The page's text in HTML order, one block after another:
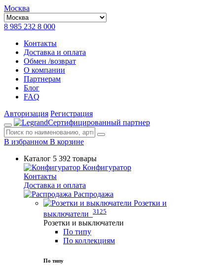
Москва
8 985 232 8 000
Контакты
Доставка и оплата
Обмен /возврат
О компании
Партнерам
Блог
FAQ
Авторизация Регистрация
Сертифицированный партнер
В избранном В корзине
Каталог 5 392 товары
Конфигуратор
Контакты
Доставка и оплата
Распродажа
Розетки и
выключатели 3125
Розетки и выключатели
По типу
По коллекциям
По типу